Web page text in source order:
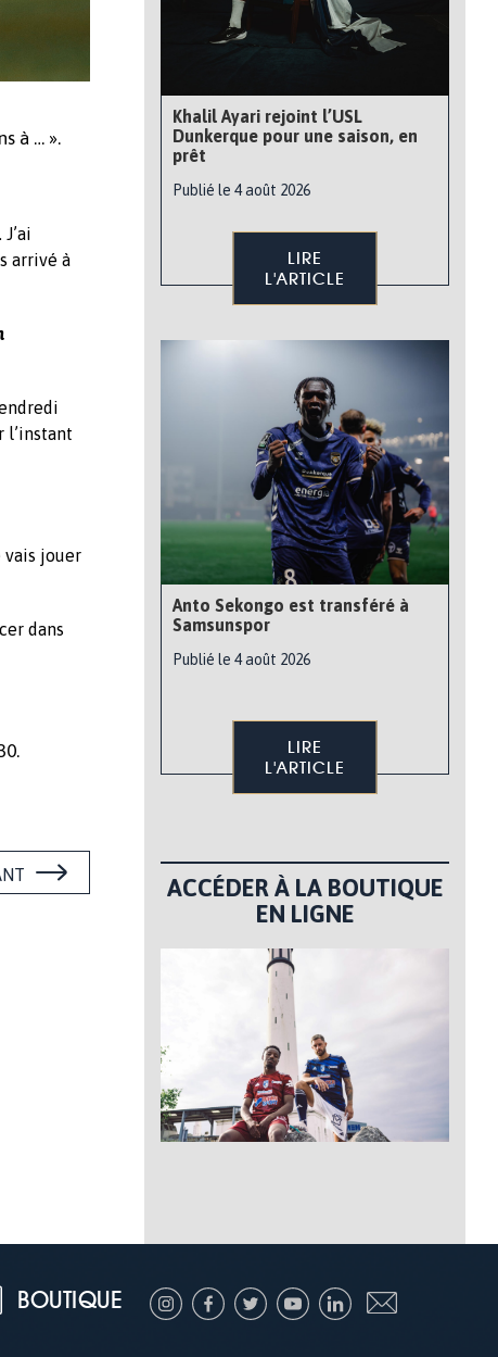
à … ».
arrivé à
l’instant
vais jouer
dans
Khalil Ayari rejoint l’USL
Dunkerque pour une saison, en
prêt
Publié le 4 août 2026
LIRE
L'ARTICLE
Anto Sekongo est transféré à
Samsunspor
Publié le 4 août 2026
LIRE
L'ARTICLE
ACCÉDER À LA BOUTIQUE
EN LIGNE
BOUTIQUE